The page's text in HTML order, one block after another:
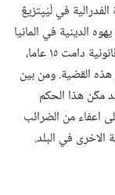
الفدرالية في لَيْپتزيڠ
الدينية في المانيا
هي جمعية تقوم على الهبات.‏ وقد انهى ذلك معركة قانونية دامت ١٥ عاما،‏
هذه القضية.‏ ومن بين
مكّن هذا الحكم
اعفاء من الضرائب
الاخرى في البلد.‏